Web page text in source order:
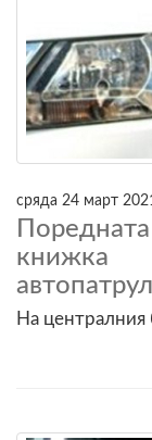
сряда 24 март
книжка
автопатрул
На централния